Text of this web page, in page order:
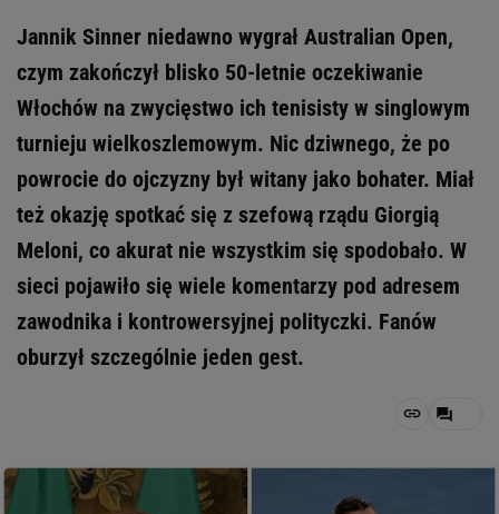
Jannik Sinner niedawno wygrał Australian Open,
czym zakończył blisko 50-letnie oczekiwanie
Włochów na zwycięstwo ich tenisisty w singlowym
turnieju wielkoszlemowym. Nic dziwnego, że po
powrocie do ojczyzny był witany jako bohater. Miał
też okazję spotkać się z szefową rządu Giorgią
Meloni, co akurat nie wszystkim się spodobało. W
sieci pojawiło się wiele komentarzy pod adresem
zawodnika i kontrowersyjnej polityczki. Fanów
oburzył szczególnie jeden gest.